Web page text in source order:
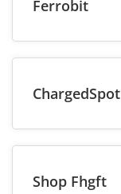
Ferrobit
ChargedSpot
Shop Fhgft